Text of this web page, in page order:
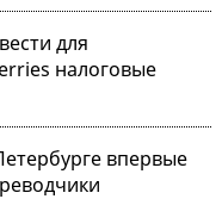
для
налоговые
впервые